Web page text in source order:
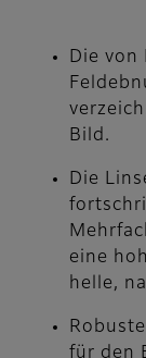
Die von
Bild.
Die
eine
helle,
für den